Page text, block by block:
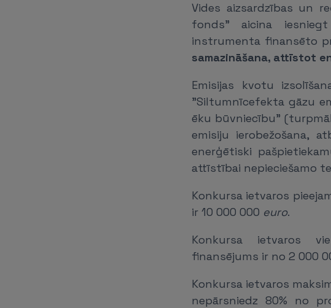
Vides aizsardzības un
fonds" aicina
instrumenta finansēto
samazināšana, attīstot
Emisijas kvotu
"Siltumnīcefekta gāzu
ēku būvniecību"
emisiju ierobežošana,
enerģētiski
attīstībai nepieciešamo
Konkursa ietvaros
ir 10 000 000 euro.
Konkursa ietvaros
finansējums ir no 2 000
Konkursa ietvaros
nepārsniedz 80% no